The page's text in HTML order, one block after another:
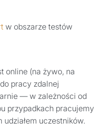
w obszarze testów
online (na żywo, na
pracy zdalnej
— w zależności od
przypadkach pracujemy
uczestników.